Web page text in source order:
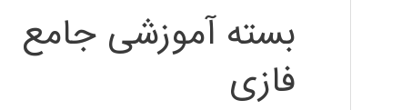
بسته آموزشی جامع
فازی